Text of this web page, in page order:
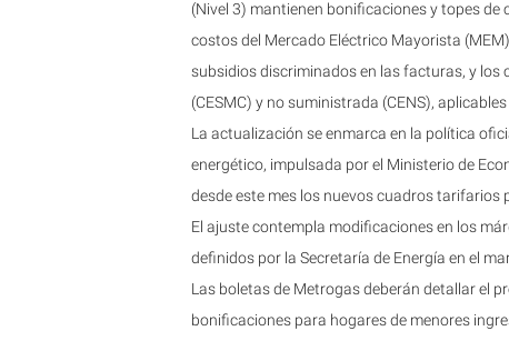
(Nivel 3) mantienen bonificaciones y topes
costos del Mercado Eléctrico Mayorista
subsidios discriminados en las facturas, y
(CESMC) y no suministrada (CENS),
La actualización se enmarca en la política
energético, impulsada por el Ministerio de
desde este mes los nuevos cuadros tarifarios
El ajuste contempla modificaciones en los
definidos por la Secretaría de Energía en el
Las boletas de Metrogas deberán detallar el
bonificaciones para hogares de menores